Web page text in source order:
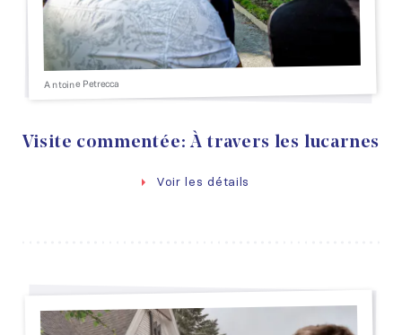
Antoine Petrecca
Visite commentée: À travers les lucarnes
Voir les détails